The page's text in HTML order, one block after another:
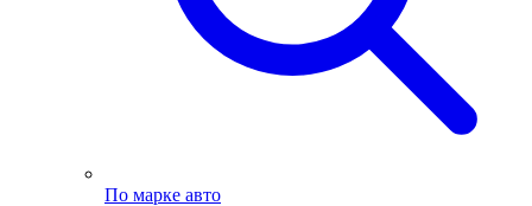
По марке авто